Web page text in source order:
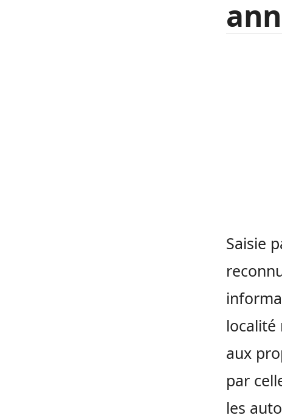
Saisie
localité
aux
par
les